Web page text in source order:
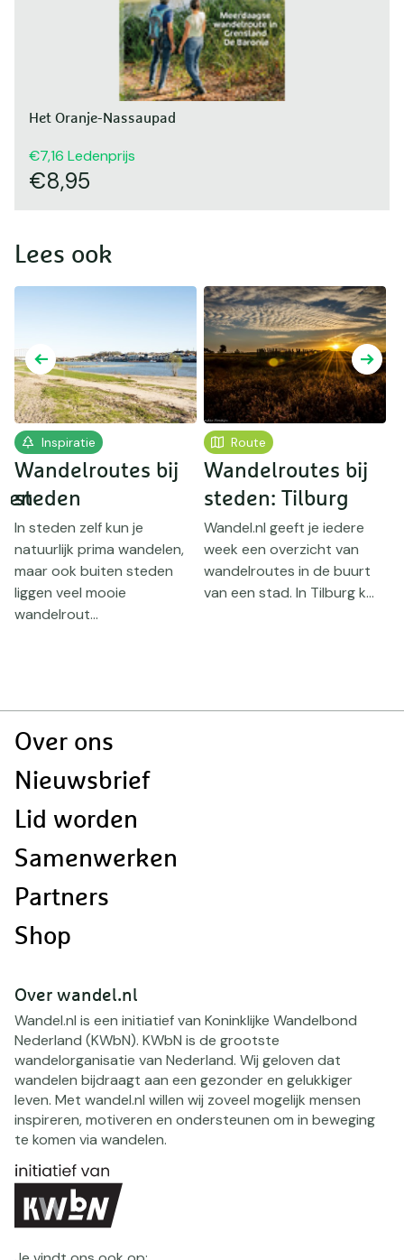
Het Oranje-Nassaupad
7,16 Ledenprijs
8,95
Lees ook
Inspiratie
Wandelroutes bij
steden
In steden zelf kun je
natuurlijk prima wandelen,
maar ook buiten steden
liggen veel mooie
wandelrout...
Route
Wandelroutes bij
steden: Tilburg
Wandel.nl geeft je iedere
week een overzicht van
wandelroutes in de buurt
van een stad. In Tilburg k...
Doormat
Over ons
Nieuwsbrief
Lid worden
Samenwerken
Partners
Shop
Over wandel.nl
Wandel.nl is een initiatief van Koninklijke Wandelbond
Nederland (KWbN). KWbN is de grootste
wandelorganisatie van Nederland. Wij geloven dat
wandelen bijdraagt aan een gezonder en gelukkiger
leven. Met wandel.nl willen wij zoveel mogelijk mensen
inspireren, motiveren en ondersteunen om in beweging
te komen via wandelen.